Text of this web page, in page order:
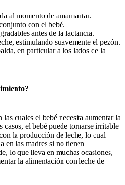
al momento de amamantar.
con el bebé.
antes de la lactancia.
estimulando suavemente el pezón.
en particular a los lados de la
las cuales el bebé necesita aumentar la
casos, el bebé puede tornarse irritable
la producción de leche, lo cual
en las madres si no tienen
lo que lleva en muchas ocasiones,
la alimentación con leche de